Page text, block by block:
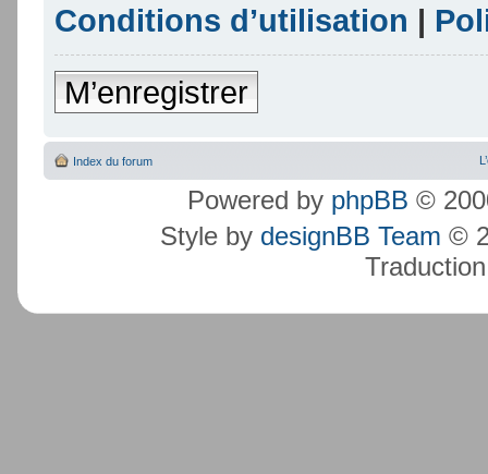
Conditions d’utilisation |
M’enregistrer
Index du forum
Powered by phpBB ©
Style by designBB Team ©